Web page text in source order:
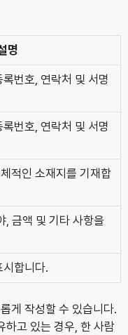
명
번호, 연락처 및 서명
번호, 연락처 및 서명
적인 소재지를 기재합
, 금액 및 기타 사항을
시합니다.
게 작성할 수 있습니다.
하고 있는 경우, 한 사람